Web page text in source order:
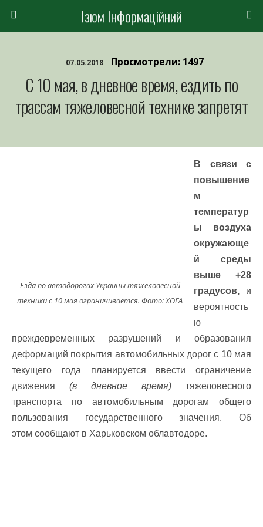
Ізюм Інформаційний
07.05.2018 Просмотрели: 1497
С 10 мая, в дневное время, ездить по
трассам тяжеловесной технике запретят
Езда по автодорогах Украины тяжеловесной
техники с 10 мая ограничивается. Фото: ХОГА
В связи с
повышение
м
температур
ы воздуха
окружающе
й среды
выше +28
градусов, и
вероятность
ю
преждевременных разрушений и образования
деформаций покрытия автомобильных дорог с 10 мая
текущего года планируется ввести ограничение
движения (в дневное время) тяжеловесного
транспорта по автомобильным дорогам общего
пользования государственного значения. Об
этом сообщают в Харьковском облавтодоре.